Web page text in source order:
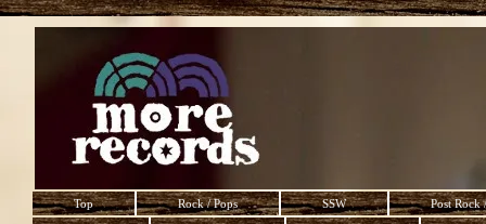
Top Rock / Pops SSW
Post Rock